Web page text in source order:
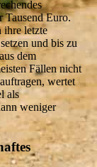
Tausend Euro.
ihre letzte
und bis zu
dem
Fällen nicht
wertet
als
weniger